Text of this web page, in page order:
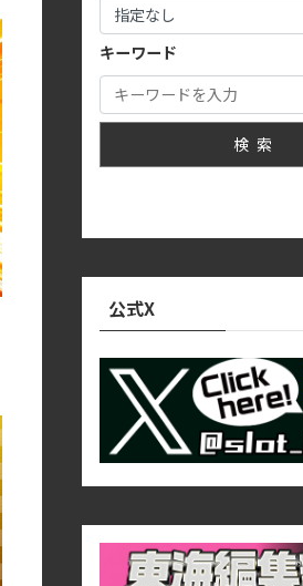
キーワード
検索
公式X